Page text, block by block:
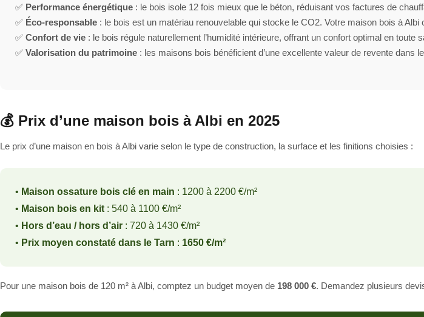
✅ Performance énergétique : le bois isole 12 fois mieux que le béton, réduisant vos factures de
✅ Éco-responsable : le bois est un matériau renouvelable qui stocke le CO2. Votre maison bois à
✅ Confort de vie : le bois régule naturellement l’humidité intérieure, offrant un confort optimal en toute
✅ Valorisation du patrimoine : les maisons bois bénéficient d’une excellente valeur de revente dans
💰 Prix d’une maison bois à Albi en 2025
Le prix d’une maison en bois à Albi varie selon le type de construction, la surface et les finitions choisies :
• Maison ossature bois clé en main : 1200 à 2200 €/m²
• Maison bois en kit : 540 à 1100 €/m²
• Hors d’eau / hors d’air : 720 à 1430 €/m²
• Prix moyen constaté dans le Tarn : 1650 €/m²
Pour une maison bois de 120 m² à Albi, comptez un budget moyen de 198 000 €. Demandez plusieurs